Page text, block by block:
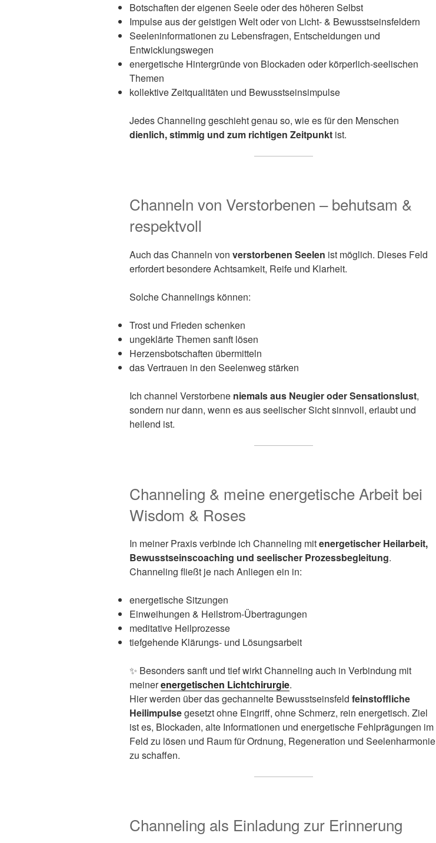
Botschaften der eigenen Seele oder des höheren Selbst
Impulse aus der geistigen Welt oder von Licht- & Bewusstseinsfeldern
Seeleninformationen zu Lebensfragen, Entscheidungen und
Entwicklungswegen
energetische Hintergründe von Blockaden oder körperlich-seelischen
Themen
kollektive Zeitqualitäten und Bewusstseinsimpulse
Jedes Channeling geschieht genau so, wie es für den Menschen
dienlich, stimmig und zum richtigen Zeitpunkt ist.
Channeln von Verstorbenen – behutsam &
respektvoll
Auch das Channeln von verstorbenen Seelen ist möglich. Dieses Feld
erfordert besondere Achtsamkeit, Reife und Klarheit.
Solche Channelings können:
Trost und Frieden schenken
ungeklärte Themen sanft lösen
Herzensbotschaften übermitteln
das Vertrauen in den Seelenweg stärken
Ich channel Verstorbene niemals aus Neugier oder Sensationslust,
sondern nur dann, wenn es aus seelischer Sicht sinnvoll, erlaubt und
heilend ist.
Channeling & meine energetische Arbeit bei
Wisdom & Roses
In meiner Praxis verbinde ich Channeling mitenergetischer Heilarbeit,
Bewusstseinscoaching und seelischer Prozessbegleitung.
Channeling fließt je nach Anliegen ein in:
energetische Sitzungen
Einweihungen & Heilstrom-Übertragungen
meditative Heilprozesse
tiefgehende Klärungs- und Lösungsarbeit
✨ Besonders sanft und tief wirkt Channeling auch in Verbindung mit
meinerenergetischen Lichtchirurgie.
Hier werden über das gechannelte Bewusstseinsfeld feinstoffliche
Heilimpulsegesetzt ohne Eingriff, ohne Schmerz, rein energetisch. Ziel
ist es, Blockaden, alte Informationen und energetische Fehlprägungen im
Feld zu lösen und Raum für Ordnung, Regeneration und Seelenharmonie
zu schaffen.
Channeling als Einladung zur Erinnerung